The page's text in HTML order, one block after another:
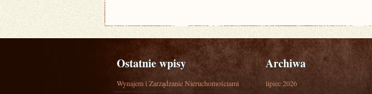
Ostatnie wpisy
Wynajem i Zarządzanie Nieruchomościami
Archiwa
lipiec 2026